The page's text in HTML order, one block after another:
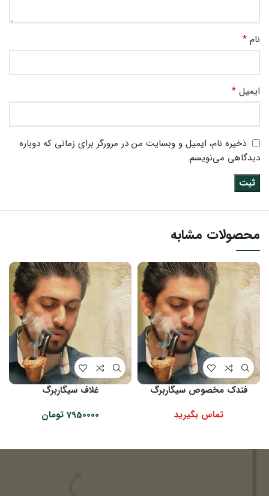
نام *
ایمیل *
ذخیره نام، ایمیل و وبسایت من در مرورگر برای زمانی که دوباره
دیدگاهی می‌نویسم.
محصولات مشابه
فندک مخصوص سیگاربرگ
تماس بگیرید
غلاف سیگاربرگ
7950000 تومان